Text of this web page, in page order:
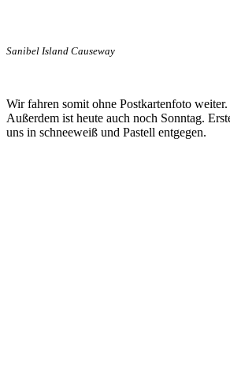
Sanibel Island Causeway
Wir fahren somit ohne Postkartenfoto
Außerdem ist heute auch noch Sonntag.
uns in schneeweiß und Pastell entgegen.